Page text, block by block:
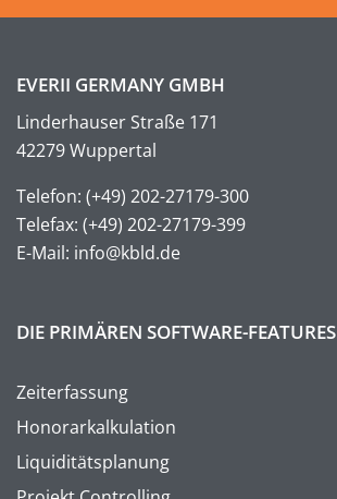
EVERII GERMANY GMBH
Linderhauser Straße 171
42279 Wuppertal
Telefon: (+49) 202-27179-300
Telefax: (+49) 202-27179-399
E-Mail: info@kbld.de
DIE PRIMÄREN SOFTWARE-FEATURES
Zeiterfassung
Honorarkalkulation
Liquiditätsplanung